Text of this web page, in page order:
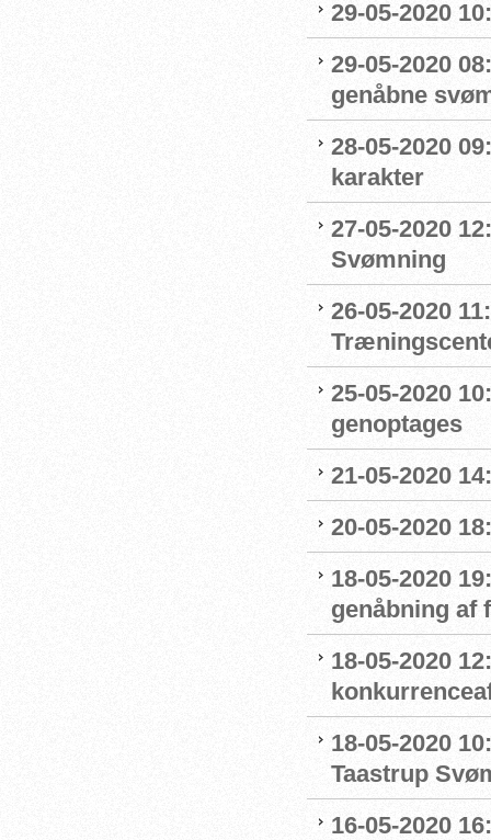
29-05-2020
29-05-2020
genåbne
28-05-2020
karakter
27-05-2020
Svømning
26-05-2020
25-05-2020
genoptages
21-05-2020
20-05-2020
18-05-2020
genåbning af
18-05-2020
18-05-2020
Taastrup
16-05-2020